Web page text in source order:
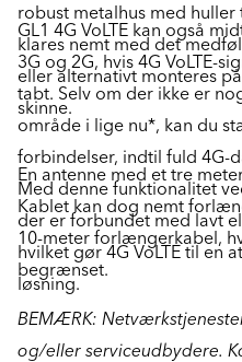
robust metalhus med
klares nemt med det
eller alternativt monteres
skinne.
GL1 4G VoLTE kan også
3G og 2G, hvis 4G VoLTE-
tabt. Selv om der ikke er
område i lige nu*, kan du
forbindelser, indtil fuld 4G-
Med denne funktionalitet
der er forbundet med lavt
hvilket gør 4G VoLTE til en
løsning.
En antenne med et tre
Kablet kan dog nemt
10-meter forlængerkabel,
begrænset.
BEMÆRK:
og/eller serviceudbydere.